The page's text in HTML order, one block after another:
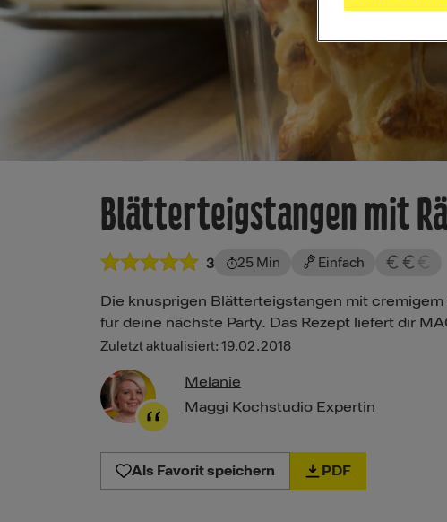
Blätterteigstangen mit
3 25 Min Einfach
Die knusprigen Blätterteigstangen mit
für deine nächste Party. Das Rezept liefert dir
Zuletzt aktualisiert: 19.02.2018
Melanie
Maggi Kochstudio Expertin
Als Favorit speichern PDF